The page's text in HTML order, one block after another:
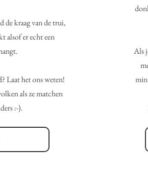
kraag van de trui,
alsof er echt een
Laat het ons weten!
als ze matchen
:-).
Als